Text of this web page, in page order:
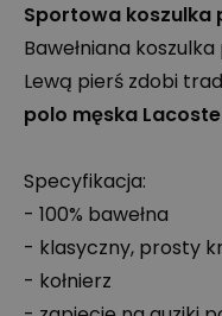
Sportowa koszulka
Bawełniana
Lewą pierś zdobi
polo męska Lacoste
Specyfikacja:
- 100% bawełna
- klasyczny, prosty
- kołnierz